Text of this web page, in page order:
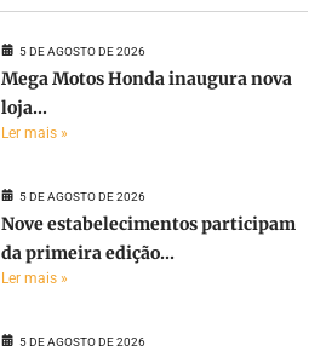
5 DE AGOSTO DE 2026
Mega Motos Honda inaugura nova
loja...
Ler mais »
5 DE AGOSTO DE 2026
Nove estabelecimentos participam
da primeira edição...
Ler mais »
5 DE AGOSTO DE 2026